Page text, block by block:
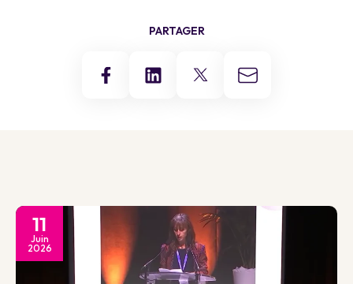
PARTAGER
11
Juin
2026